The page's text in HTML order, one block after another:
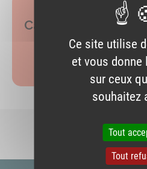
Campagne de
Ce site utilise
et vous donne
sur ceux
souhaitez
Tout
Tout